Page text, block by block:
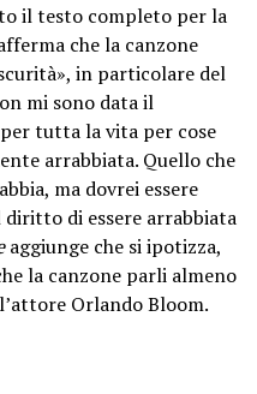
il testo completo per la
che la canzone
in particolare del
mi sono data il
tutta la vita per cose
arrabbiata. Quello che
ma dovrei essere
di essere arrabbiata
aggiunge che si ipotizza,
la canzone parli almeno
Orlando Bloom.